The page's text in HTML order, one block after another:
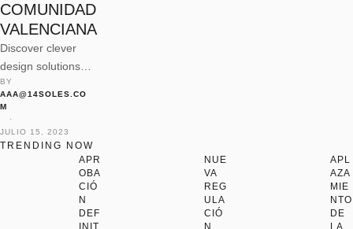
COMUNIDAD
VALENCIANA
Discover clever
design solutions
and space-saving
tips to make the
most of your
compact living
compromising on
BY
AAA@14SOLES.CO
M
·
JULIO 15, 2023
TRENDING NOW
APR
OBA
CIÓ
N
DEF
NUE
VA
REG
ULA
CIÓ
APL
AZA
MIE
NTO
DE